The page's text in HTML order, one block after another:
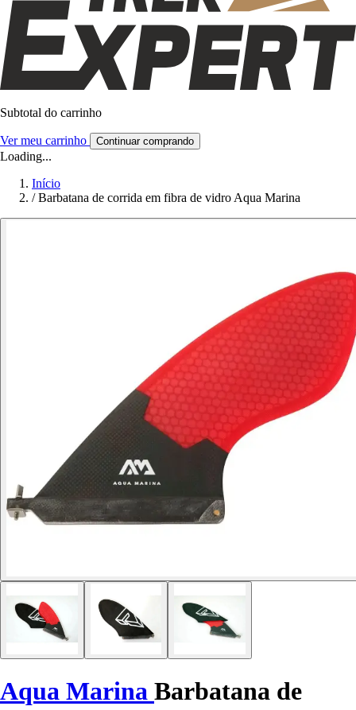
Subtotal do carrinho
Ver meu carrinho Continuar comprando
Loading...
Início
/ Barbatana de corrida em fibra de vidro Aqua Marina
Aqua Marina Barbatana de